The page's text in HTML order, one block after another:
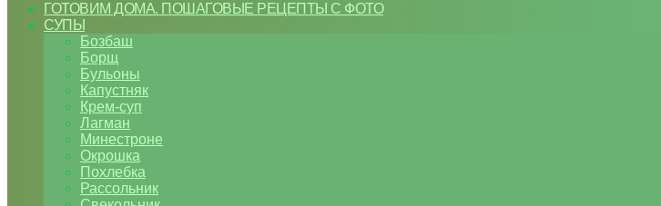
ГОТОВИМ ДОМА. ПОШАГОВЫЕ РЕЦЕПТЫ С ФОТО
СУПЫ
Бозбаш
Борщ
Бульоны
Капустняк
Крем-суп
Лагман
Минестроне
Окрошка
Похлебка
Рассольник